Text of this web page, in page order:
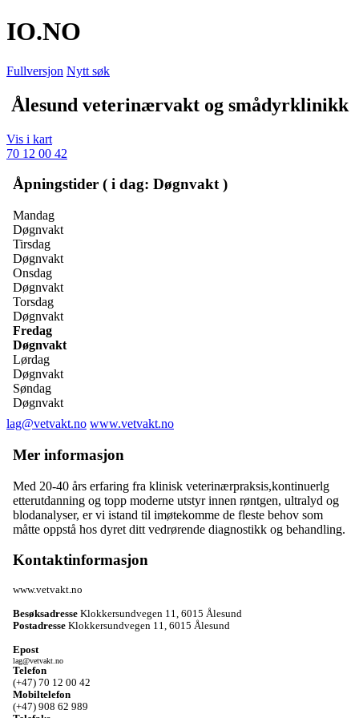
IO.NO
Fullversjon Nytt søk
Ålesund veterinærvakt og smådyrklinikk
Vis i kart
70 12 00 42
Åpningstider ( i dag: Døgnvakt )
Mandag
Døgnvakt
Tirsdag
Døgnvakt
Onsdag
Døgnvakt
Torsdag
Døgnvakt
Fredag
Døgnvakt
Lørdag
Døgnvakt
Søndag
Døgnvakt
lag@vetvakt.no www.vetvakt.no
Mer informasjon
Med 20-40 års erfaring fra klinisk veterinærpraksis,kontinuerlg
etterutdanning og topp moderne utstyr innen røntgen, ultralyd og
blodanalyser, er vi istand til imøtekomme de fleste behov som
måtte oppstå hos dyret ditt vedrørende diagnostikk og behandling.
Kontaktinformasjon
www.vetvakt.no
Besøksadresse Klokkersundvegen 11, 6015 Ålesund
Postadresse Klokkersundvegen 11, 6015 Ålesund
Epost
lag@vetvakt.no
Telefon
(+47) 70 12 00 42
Mobiltelefon
(+47) 908 62 989